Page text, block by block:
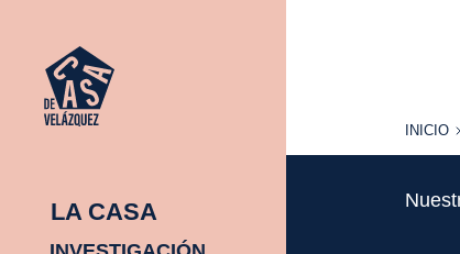
LA CASA
INICIO
INICIO